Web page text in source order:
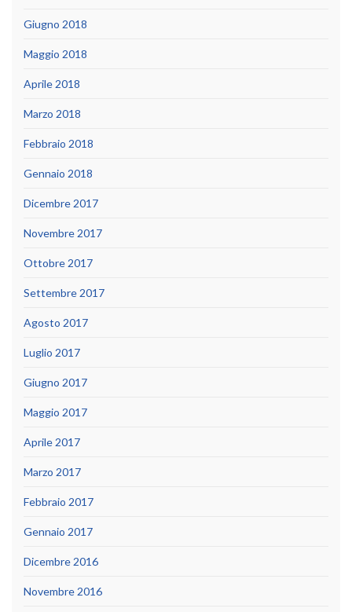
Giugno 2018
Maggio 2018
Aprile 2018
Marzo 2018
Febbraio 2018
Gennaio 2018
Dicembre 2017
Novembre 2017
Ottobre 2017
Settembre 2017
Agosto 2017
Luglio 2017
Giugno 2017
Maggio 2017
Aprile 2017
Marzo 2017
Febbraio 2017
Gennaio 2017
Dicembre 2016
Novembre 2016